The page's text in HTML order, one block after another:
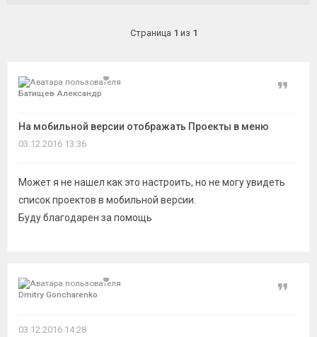
Активные
Страница 1 из 1
Батищев Александр
На мобильной версии отображать Проекты в меню
Цитата
03.12.2016 13:36
Может я не нашел как это настроить, но не могу увидеть
список проектов в мобильной версии.
Буду благодарен за помощь
Dmitry Goncharenko
Цитата
03.12.2016 14:28